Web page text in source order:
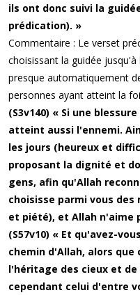
ils ont donc suivi la
prédication). »
Commentaire : Le verset
choisissant la guidée
presque automatiquement
personnes ayant atteint la
(S3v140) « Si une
atteint aussi l'ennemi.
les jours (heureux et
proposant la dignité et
gens, afin qu'Allah
choisisse parmi vous
et piété), et Allah n'aime
(S57v10) « Et qu'avez-
chemin d'Allah, alors
l'héritage des cieux et
cependant celui d'entre